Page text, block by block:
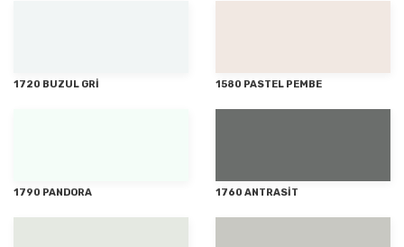
1720 BUZUL GRİ 1580 PASTEL PEMBE
1790 PANDORA 1760 ANTRASİT